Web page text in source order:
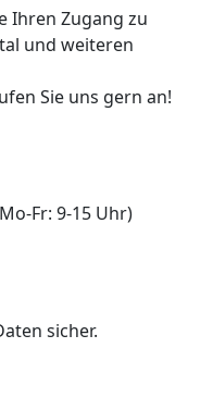
Ihren Zugang zu
und weiteren
Sie uns gern an!
Fr: 9-15 Uhr)
sicher.